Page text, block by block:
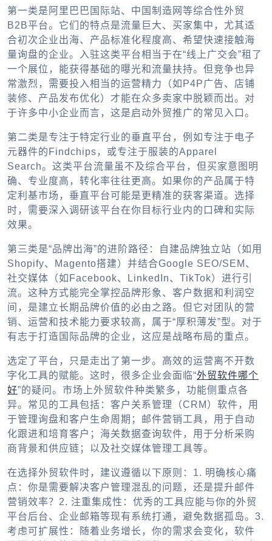
第一类是阿里巴巴国际站、中国制造网等综合性外贸
B2B平台。它们的特点是流量巨大、买家集中，尤其适
合初次企业出海、产品标准化程度高、希望快速接触海
量询盘的企业。入驻这类平台相当于在“线上广交会”租了
一个展位，能获得基础的曝光和流量扶持。但竞争也异
常激烈，需要投入相当的运营精力（如P4P广告、店铺
装修、产品发布优化）才能在众多卖家中脱颖而出。对
于许多中小企业而言，这是启动外贸推广的常见入口。
第二类是专注于特定行业的垂直平台，例如专注于电子
元器件的Findchips，或专注于服装的Apparel
Search。这类平台流量虽不及综合平台，但买家意图明
确、专业度高，转化率往往更高。如果你的产品属于特
定利基市场，垂直平台可能是更精准的获客渠道。选择
时，需要深入调研该平台在你目标行业内的口碑和实际
效果。
第三类是“品牌出海”的进阶路径：自建品牌独立站（如用
Shopify、Magento搭建）并结合Google SEO/SEM、
社交媒体（如Facebook、LinkedIn、TikTok）进行引
流。这种方式能完全掌控品牌形象、客户数据和利润空
间，是建立长期品牌价值的必由之路。但它对团队的营
销、运营和技术能力要求较高，属于“厚积薄发”型。对于
有志于打造国际品牌的企业，这应是战略布局的重点。
选定了平台，只是走出了第一步。高效的运营离不开数
字化工具的赋能。这时，很多企业会面临“外贸软件哪个
好”的疑问。市场上外贸软件种类繁多，功能侧重点各
异。常见的工具包括：客户关系管理（CRM）软件，用
于管理询盘和客户生命周期；邮件营销工具，用于自动
化跟进和培育客户；海关数据查询软件，用于分析采购
商背景和供应链；以及社交媒体管理工具等。
在选择外贸软件时，建议遵循以下原则：1. 明确核心痛
点：你是需要解决客户管理混乱的问题，还是提升邮件
营销效率？2. 注重集成性：优秀的工具应能与你的外贸
平台后台、企业邮箱等现有系统打通，避免数据孤岛。3.
考虑可扩展性：随着业务增长，你的需求会变化，软件